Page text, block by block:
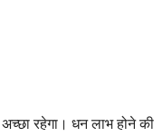
रहेगा। धन लाभ होने की